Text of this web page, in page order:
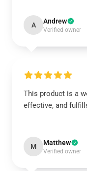
A Andrew
Verified owner
This product is a
effective, and
M Matthew
Verified owner